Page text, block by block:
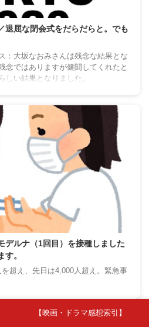
退屈な閉会式をだらだらと。でも
：大坂なおみさんは残念な結果とな
念ではありますが健闘してくれたと
しい結果となりました。
デルナ（1回目）を接種しました
。
超え、先日は4,000人超え。緊急事
【映画・ドラマ感想索引】